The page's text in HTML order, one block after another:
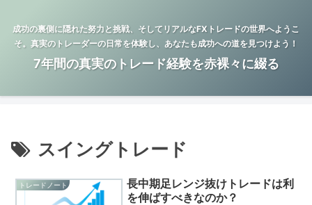
成功の裏側に隠れた努力と挑戦、そしてリアルなFXトレードの世界へようこ
そ。真実のトレーダーの日常を体験し、あなたも成功への道を見つけよう！
7年間の真実のトレード経験を赤裸々に綴る
スイングトレード
トレードノート
長中期足レンジ抜けトレードは利
を伸ばすべきなのか？